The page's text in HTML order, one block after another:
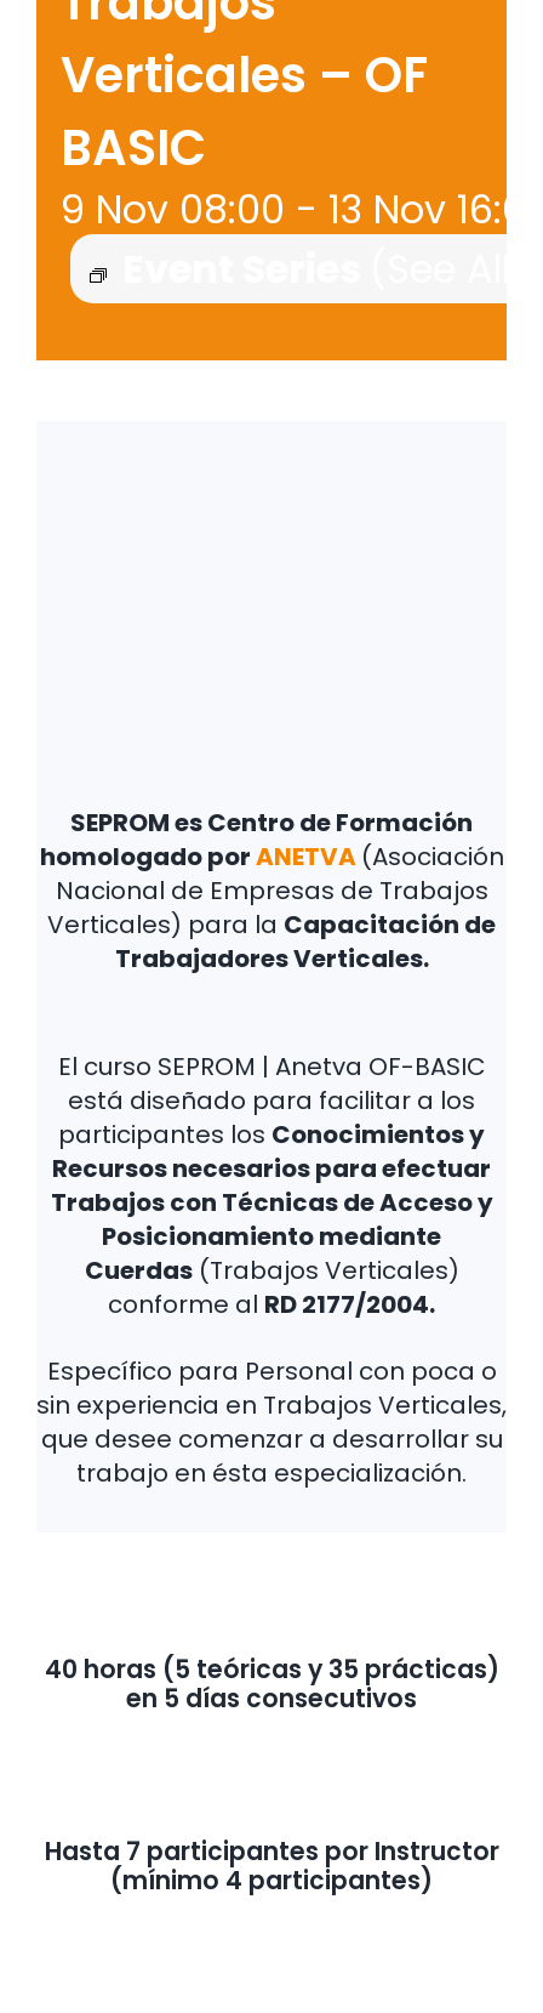
Verticales – OF
BASIC
9 Nov 08:00 - 13 Nov
SEPROM es Centro de Formación
homologado porANETVA (Asociación
Nacional de Empresas de Trabajos
Verticales) para la Capacitación de
Trabajadores Verticales.
El curso SEPROM | Anetva OF-BASIC
está diseñado para facilitar a los
participantes los Conocimientos y
Recursos necesarios para efectuar
Trabajos con Técnicas de Acceso y
Posicionamiento mediante
Cuerdas(Trabajos Verticales)
conforme al RD 2177/2004.
Específico para Personal con poca o
sin experiencia en Trabajos Verticales,
que desee comenzar a desarrollar su
trabajo en ésta especialización.
40 horas (5 teóricas y 35 prácticas)
en 5 días consecutivos
Hasta 7 participantes por Instructor
(mínimo 4 participantes)